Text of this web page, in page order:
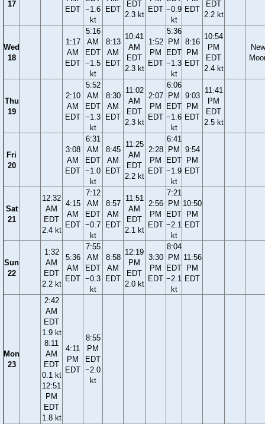
17
EDT −1.6
kt
EDT
EDT
2.3 kt
EDT −0.9
kt
EDT
EDT
2.2 kt
Wed
18
1:17
AM
EDT
5:16
AM
EDT
−1.5
kt
8:13
AM
EDT
10:41
AM
EDT
2.3 kt
1:52
PM
EDT
5:36
PM
EDT
−1.3
kt
8:16
PM
EDT
10:54
PM
EDT
2.4 kt
New
Thu
19
2:10
AM
EDT
5:52
AM
EDT
−1.3
kt
8:30
AM
EDT
11:02
AM
EDT
2.3 kt
2:07
PM
EDT
6:06
PM
EDT
−1.6
kt
9:03
PM
EDT
11:41
PM
EDT
2.5 kt
Fri
20
3:08
AM
EDT
6:31
AM
EDT
−1.0
kt
8:45
AM
EDT
11:25
AM
EDT
2.2 kt
2:28
PM
EDT
6:41
PM
EDT
−1.9
kt
9:54
PM
EDT
Sat
21
12:32
AM
EDT
2.4 kt
4:15
AM
EDT
7:12
AM
EDT
−0.7
kt
8:57
AM
EDT
11:51
AM
EDT
2.1 kt
2:56
PM
EDT
7:21
PM
EDT
−2.1
kt
10:50
PM
EDT
Sun
22
1:32
AM
EDT
2.2 kt
5:36
AM
EDT
7:55
AM
EDT
−0.3
kt
8:58
AM
EDT
12:19
PM
EDT
2.0 kt
3:30
PM
EDT
8:04
PM
EDT
−2.1
kt
11:56
PM
EDT
Mon
23
2:42
AM
EDT
1.9 kt
8:11
AM
EDT
0.1 kt
12:51
PM
EDT
1.8 kt
4:11
PM
EDT
8:55
PM
EDT
−2.0
kt